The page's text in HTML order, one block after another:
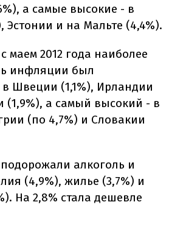
а самые высокие - в
Эстонии и на Мальте (4,4%).
маем 2012 года наиболее
инфляции был
Швеции (1,1%), Ирландии
(1,9%), а самый высокий - в
(по 4,7%) и Словакии
алкоголь и
(4,9%), жилье (3,7%) и
На 2,8% стала дешевле